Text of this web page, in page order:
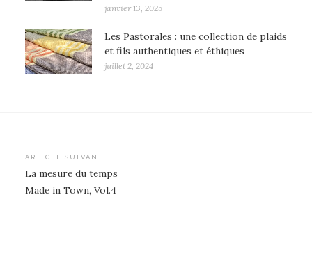
janvier 13, 2025
Les Pastorales : une collection de plaids
et fils authentiques et éthiques
juillet 2, 2024
Navigation
de
ARTICLE SUIVANT :
La mesure du temps
Made in Town, Vol.4